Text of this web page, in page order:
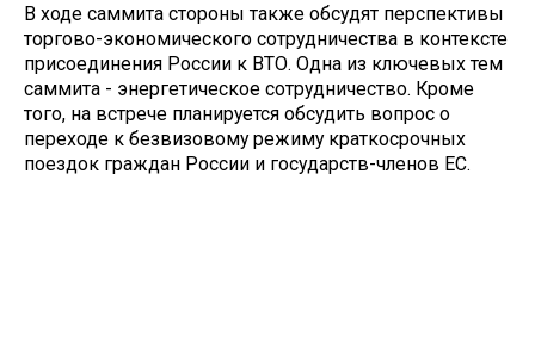
В ходе саммита стороны также обсудят перспективы
торгово-экономического сотрудничества в контексте
присоединения России к ВТО. Одна из ключевых тем
саммита - энергетическое сотрудничество. Кроме
того, на встрече планируется обсудить вопрос о
переходе к безвизовому режиму краткосрочных
поездок граждан России и государств-членов ЕС.